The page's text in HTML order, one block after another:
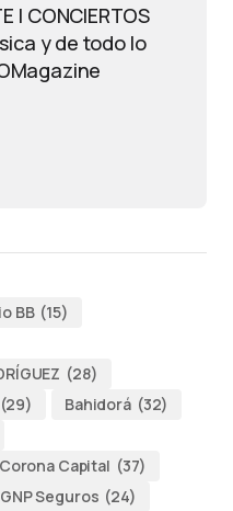
| CONCIERTOS
y de todo lo
BB (15)
(28)
(29) Bahidorá (32)
Corona Capital (37)
Seguros (24)